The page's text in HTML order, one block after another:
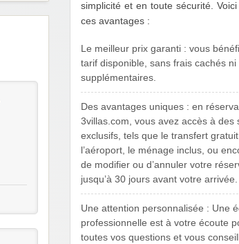
simplicité et en toute sécurité.
ces avantages :
Le meilleur prix garanti : vous
tarif disponible, sans frais cachés ni
supplémentaires.
Des avantages uniques : en
3villas.com, vous avez accès à des
exclusifs, tels que le transfert
l’aéroport, le ménage inclus, ou
de modifier ou d’annuler votre
jusqu’à 30 jours avant votre arrivée.
Une attention personnalisée : Une
professionnelle est à votre écoute
toutes vos questions et vous